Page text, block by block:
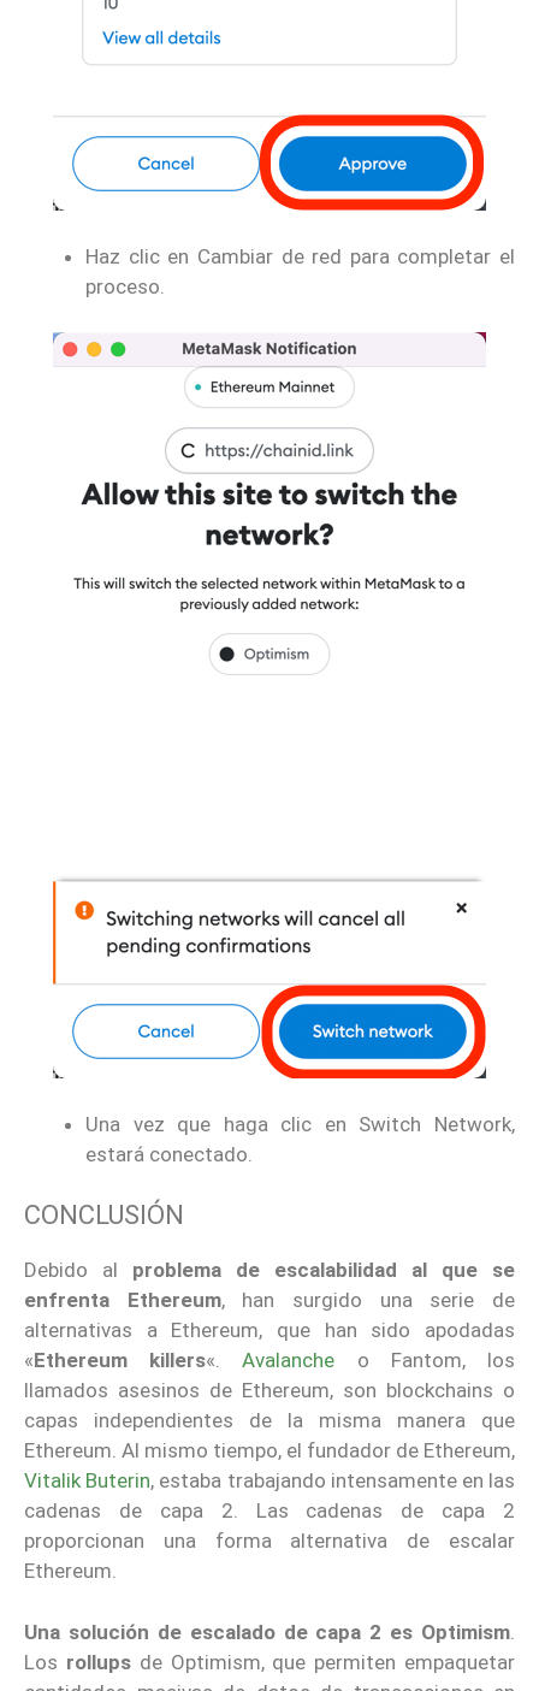
Haz clic en Cambiar de red para completar el
proceso.
Una vez que haga clic en Switch Network,
estará conectado.
CONCLUSIÓN
Debido al problema de escalabilidad al que se
enfrenta Ethereum, han surgido una serie de
alternativas a Ethereum, que han sido apodadas
«Ethereum killers«.Avalanche o Fantom, los
llamados asesinos de Ethereum, son blockchains o
capas independientes de la misma manera que
Ethereum. Al mismo tiempo, el fundador de Ethereum,
Vitalik Buterin, estaba trabajando intensamente en las
cadenas de capa 2. Las cadenas de capa 2
proporcionan una forma alternativa de escalar
Ethereum.
Una solución de escalado de capa 2 es Optimism
Los rollupsde Optimism, que permiten empaquetar